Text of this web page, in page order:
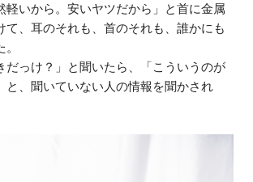
軽いから。安いヤツだから」と首に金属
て、耳のそれも、首のそれも、誰かにも
だっけ？」と聞いたら、「こういうのが
と、聞いていない人の情報を聞かされ